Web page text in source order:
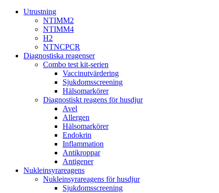
Utrustning
NTIMM2
NTIMM4
H2
NTNCPCR
Diagnostiska reagenser
Combo test kit-serien
Vaccinutvärdering
Sjukdomsscreening
Hälsomarkörer
Diagnostiskt reagens för husdjur
Avel
Allergen
Hälsomarkörer
Endokrin
Inflammation
Antikroppar
Antigener
Nukleinsyrareagens
Nukleinsyrareagens för husdjur
Sjukdomsscreening